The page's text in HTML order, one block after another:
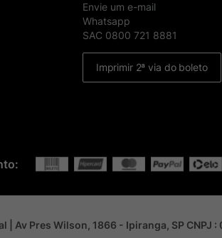
Envie um e-mail
Whatsapp
SAC 0800 721 8881
Imprimir 2ª via do boleto
| Av Pres Wilson, 1866 - Ipiranga, SP